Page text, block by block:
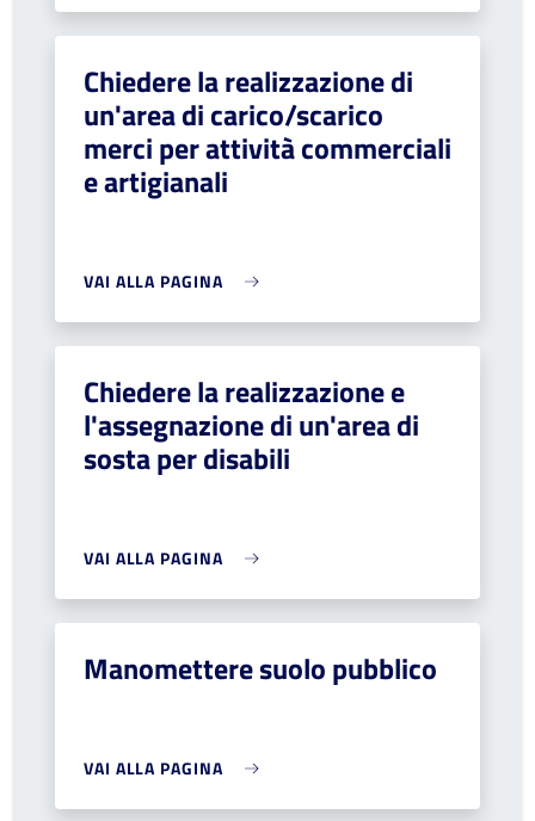
Chiedere la realizzazione di
un'area di carico/scarico
merci per attività commerciali
e artigianali
VAI ALLA PAGINA
Chiedere la realizzazione e
l'assegnazione di un'area di
sosta per disabili
VAI ALLA PAGINA
Manomettere suolo pubblico
VAI ALLA PAGINA